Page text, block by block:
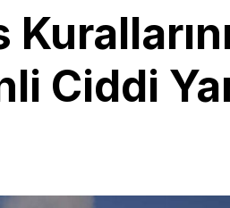
Ciddi